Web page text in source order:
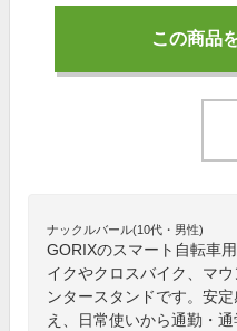
この商品
ナックルバール(10代・男性)
GORIXのスマート自転車
イクやクロスバイク、マ
ンタースタンドです。安
え、日常使いから通勤・